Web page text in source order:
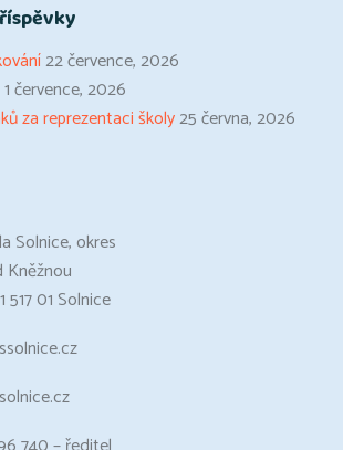
22 července, 2026
1 července, 2026
za reprezentaci školy25 června, 2026
Solnice, okres
Kněžnou
517 01 Solnice